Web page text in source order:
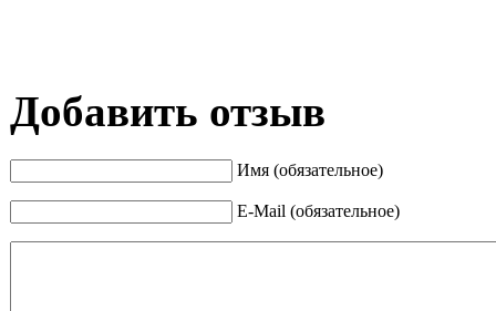
Добавить отзыв
Имя (обязательное)
E-Mail (обязательное)